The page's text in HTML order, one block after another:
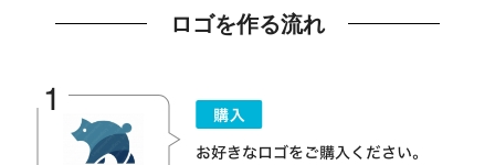
ロゴを作る流れ